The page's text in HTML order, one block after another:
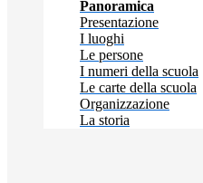
Panoramica
Presentazione
I luoghi
Le persone
I numeri della scuola
Le carte della scuola
Organizzazione
La storia